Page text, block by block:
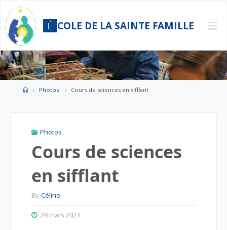
content
É COLE DE LA SAINTE FAMILLE
HomePhotos Cours de sciences en sifflant
Photos
Cours de sciences
en sifflant
By Céline
28 mars 2023